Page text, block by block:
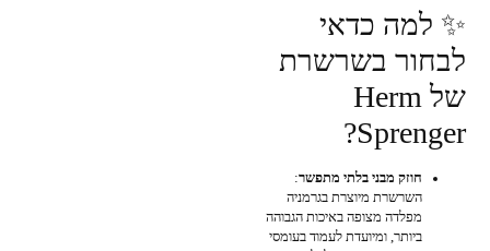
✨ למה כדאי
לבחור בשרשרת
של Herm
Sprenger?
חוזק מבני בלתי מתפשר:
השרשרת מיוצרת בגרמניה
מפלדה מצופה באיכות הגבוהה
ביותר, ומיועדת לעמוד בעומסי